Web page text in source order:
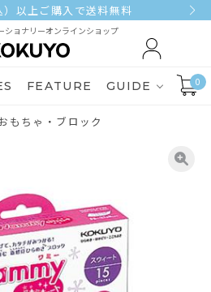
以上ご購入で送料無料
ショナリーオンラインショップ
FEATURE GUIDE 0
もちゃ・ブロック